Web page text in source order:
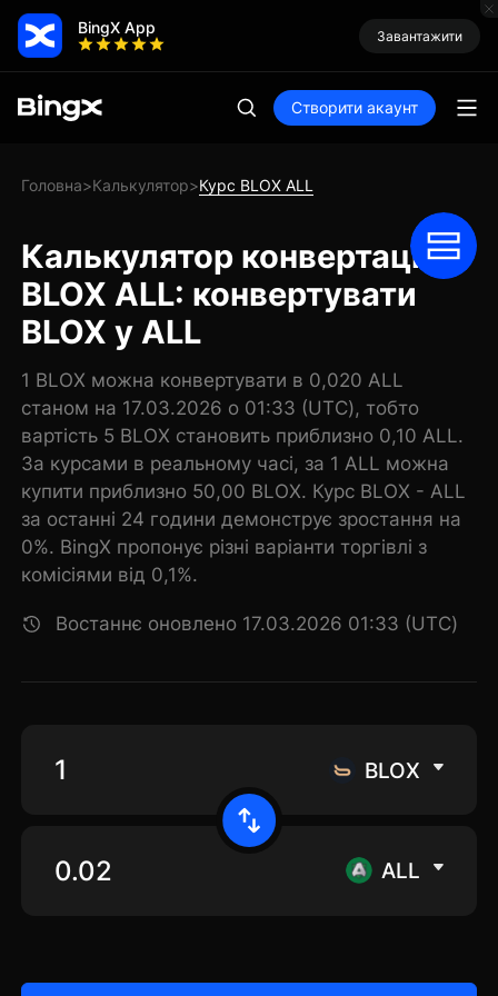
BingX App Завантажити
Створити акаунт
Головна>Калькулятор>Курс BLOX ALL
Калькулятор конвертації
BLOX ALL: конвертувати
BLOX у ALL
1 BLOX можна конвертувати в 0,020 ALL
станом на 17.03.2026 о 01:33 (UTC), тобто
вартість 5 BLOX становить приблизно 0,10 ALL.
За курсами в реальному часі, за 1 ALL можна
купити приблизно 50,00 BLOX. Курс BLOX - ALL
за останні 24 години демонструє зростання на
0%. BingX пропонує різні варіанти торгівлі з
комісіями від 0,1%.
Востаннє оновлено 17.03.2026 01:33 (UTC)
BLOX
ALL